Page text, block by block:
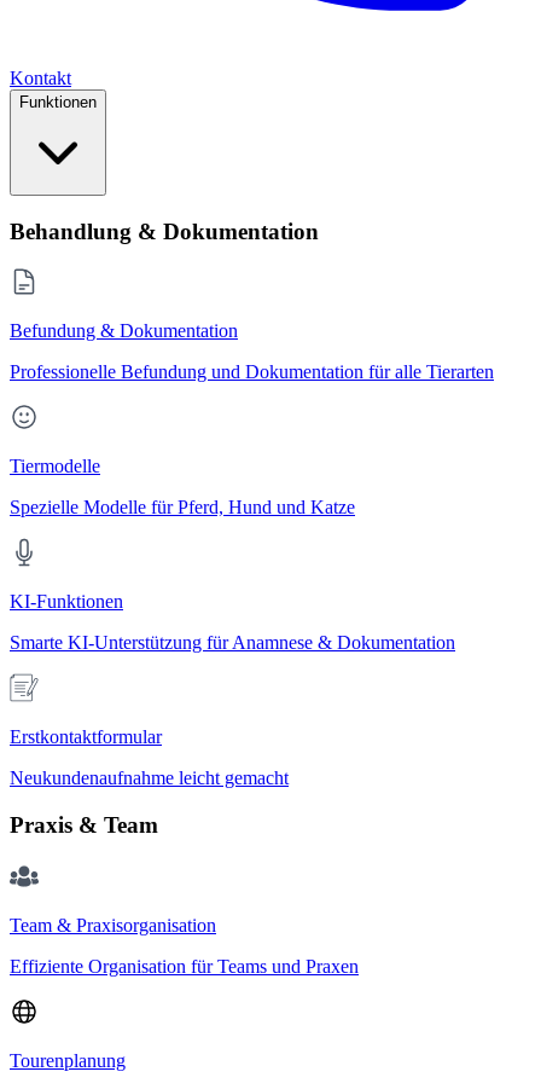
Kontakt
Funktionen
Behandlung & Dokumentation
Befundung & Dokumentation
Professionelle Befundung und Dokumentation für alle Tierarten
Tiermodelle
Spezielle Modelle für Pferd, Hund und Katze
KI-Funktionen
Smarte KI-Unterstützung für Anamnese & Dokumentation
Erstkontaktformular
Neukundenaufnahme leicht gemacht
Praxis & Team
Team & Praxisorganisation
Effiziente Organisation für Teams und Praxen
Tourenplanung